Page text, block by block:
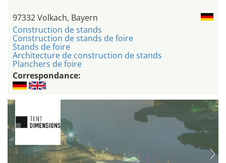
97332 Volkach, Bayern
Construction de stands
Construction de stands de foire
Stands de foire
Architecture de construction de stands
Planchers de foire
Correspondance: